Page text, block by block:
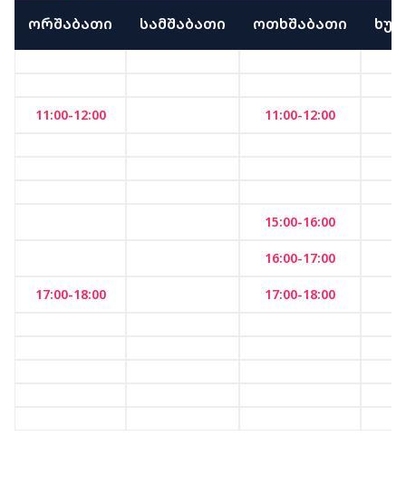
ორშაბათი სამშაბათი ოთხშაბათი
11:00-12:00 11:00-12:00
15:00-16:00
16:00-17:00
17:00-18:00 17:00-18:00